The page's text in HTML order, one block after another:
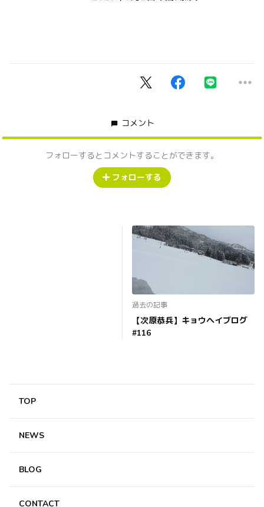
コメント
フォローするとコメントすることができます。
フォローする
過去の記事
【次原恭兵】キョウヘイブログ
#116
TOP
NEWS
BLOG
CONTACT